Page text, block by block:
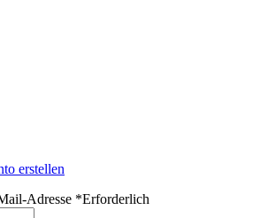
erstellen
Adresse *Erforderlich